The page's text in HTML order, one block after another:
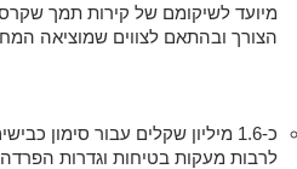
מיועד לשיקומם של קירות תמך
הצורך ובהתאם לצווים שמוציאה
כ-1.6 מיליון שקלים עבור סימון
לרבות מעקות בטיחות וגדרות